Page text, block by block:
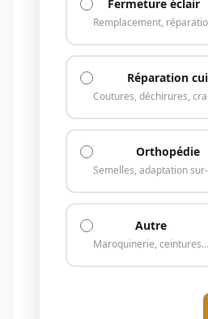
Fermeture éclair
Remplacement,
Réparation
Coutures, déchirures,
Orthopédie
Semelles, adaptation
Autre
Maroquinerie, ceintures…